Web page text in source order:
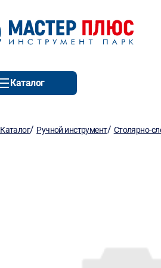
Каталог
Каталог/ Ручной инструмент/ Столярно-